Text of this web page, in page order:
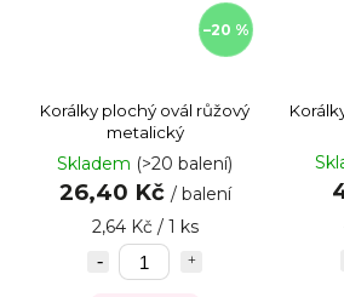
–20 %
Korálky plochý ovál růžový
metalický
Skladem (>20 balení)
26,40 Kč / balení
2,64 Kč / 1 ks